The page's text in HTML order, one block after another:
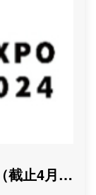
截止4月